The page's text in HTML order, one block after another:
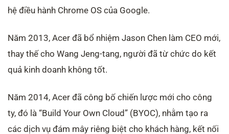
hệ điều hành Chrome OS của Google.
Năm 2013, Acer đã bổ nhiệm Jason Chen làm CEO mới,
thay thế cho Wang Jeng-tang, người đã từ chức do kết
quả kinh doanh không tốt.
Năm 2014, Acer đã công bố chiến lược mới cho công
ty, đó là “Build Your Own Cloud” (BYOC), nhằm tạo ra
các dịch vụ đám mây riêng biệt cho khách hàng, kết nối